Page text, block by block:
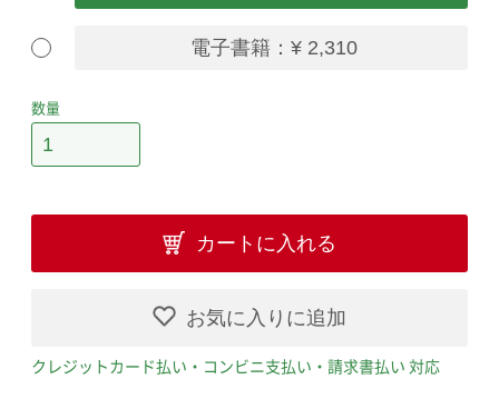
電子書籍：¥ 2,310
数量
カートに入れる
お気に入りに追加
クレジットカード払い・コンビニ支払い・請求書払い 対応